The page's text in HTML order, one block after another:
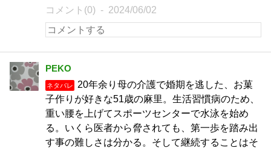
コメント(0) 2024/06/02
PEKO
ネタバレ
20年余り母の介護で婚期を逃した、お菓
子作りが好きな51歳の麻里。生活習慣病のため、
重い腰を上げてスポーツセンターで水泳を始め
る。いくら医者から脅されても、第一歩を踏み出
す事の難しさは分かる。そして継続することはそ